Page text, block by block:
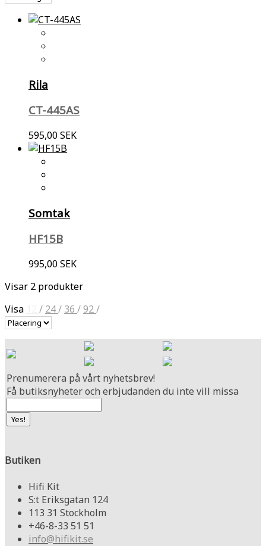
Rila
CT-445AS
595,00 SEK
Somtak
HF15B
995,00 SEK
Visar 2 produkter
Visa
/ 24/ 36 /92/
Prenumerera på vårt nyhetsbrev!
Få butiksnyheter och erbjudanden du inte vill missa
Butiken
Hifi Kit
S:t Eriksgatan 124
113 31 Stockholm
+46-8-33 51 51
info@hifikit.se